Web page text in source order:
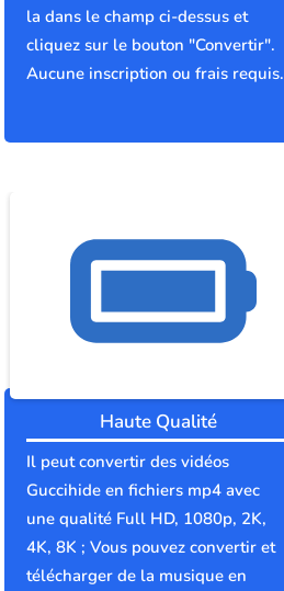
la dans le champ ci-dessus et
cliquez sur le bouton "Convertir".
Aucune inscription ou frais requis.
Haute Qualité
Il peut convertir des vidéos
Guccihide en fichiers mp4 avec
une qualité Full HD, 1080p, 2K,
4K, 8K ; Vous pouvez convertir et
télécharger de la musique en